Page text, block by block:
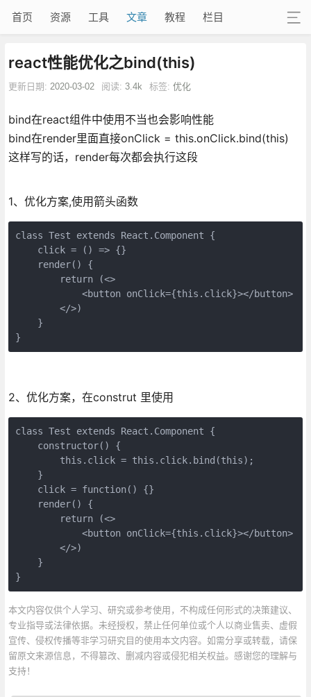
首页 资源 工具 文章 教程 栏目
react性能优化之bind(this)
更新日期: 2020-03-02 阅读: 3.4k 标签: 优化
bind在react组件中使用不当也会影响性能
bind在render里面直接onClick = this.onClick.bind(this)
这样写的话，render每次都会执行这段
1、优化方案,使用箭头函数
class Test extends React.Component {
    click = () => {}
    render() {
        return (<>
            <button onClick={this.click}></button>
        </>)
    }
}
2、优化方案，在construt 里使用
class Test extends React.Component {
    constructor() {
        this.click = this.click.bind(this);
    }
    click = function() {}
    render() {
        return (<>
            <button onClick={this.click}></button>
        </>)
    }
}
本文内容仅供个人学习、研究或参考使用，不构成任何形式的决策建议、
专业指导或法律依据。未经授权，禁止任何单位或个人以商业售卖、虚假
宣传、侵权传播等非学习研究目的使用本文内容。如需分享或转载，请保
留原文来源信息，不得篡改、删减内容或侵犯相关权益。感谢您的理解与
支持！